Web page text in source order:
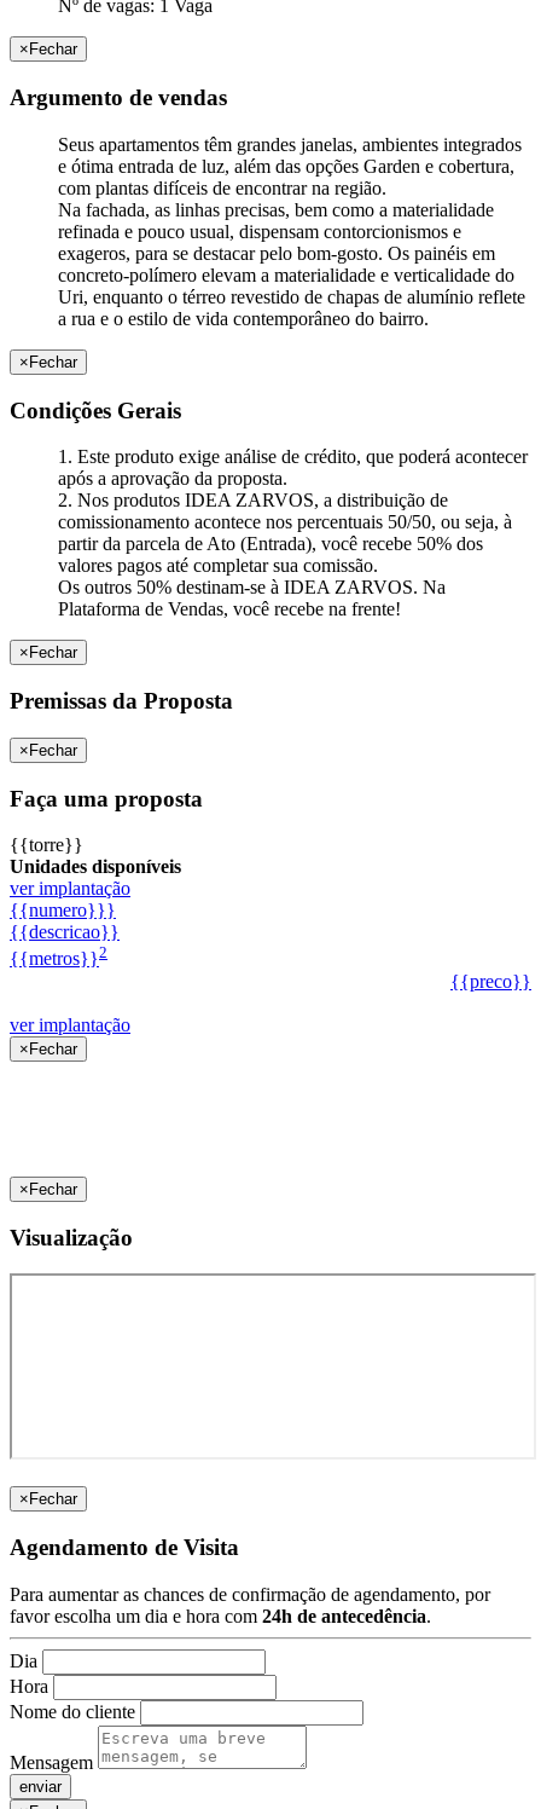
Nº de vagas: 1 Vaga
× Fechar
Argumento de vendas
Seus apartamentos têm grandes janelas, ambientes integrados
e ótima entrada de luz, além das opções Garden e cobertura,
com plantas difíceis de encontrar na região.
Na fachada, as linhas precisas, bem como a materialidade
refinada e pouco usual, dispensam contorcionismos e
exageros, para se destacar pelo bom-gosto. Os painéis em
concreto-polímero elevam a materialidade e verticalidade do
Uri, enquanto o térreo revestido de chapas de alumínio reflete
a rua e o estilo de vida contemporâneo do bairro.
× Fechar
Condições Gerais
1. Este produto exige análise de crédito, que poderá acontecer
após a aprovação da proposta.
2. Nos produtos IDEA ZARVOS, a distribuição de
comissionamento acontece nos percentuais 50/50, ou seja, à
partir da parcela de Ato (Entrada), você recebe 50% dos
valores pagos até completar sua comissão.
Os outros 50% destinam-se à IDEA ZARVOS. Na
Plataforma de Vendas, você recebe na frente!
× Fechar
Premissas da Proposta
× Fechar
Faça uma proposta
{{torre}}
Unidades disponíveis
ver implantação
{{numero}}}
{{descricao}}
{{metros}}2
{{preco}}
ver implantação
×Fechar
× Fechar
Visualização
× Fechar
Agendamento de Visita
Para aumentar as chances de confirmação de agendamento, por
favor escolha um dia e hora com 24h de antecedência.
Dia
Hora
Nome do cliente
Mensagem